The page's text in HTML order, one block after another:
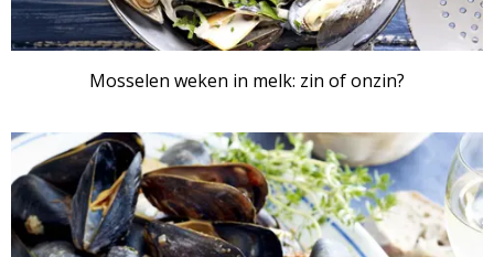
Mosselen weken in melk: zin of onzin?